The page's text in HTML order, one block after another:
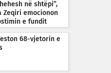
në shtëpi”,
Zeqiri emocionon
e fundit
68-vjetorin e